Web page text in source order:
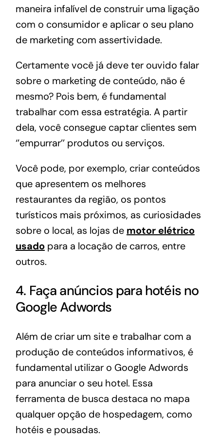
maneira infalível de construir uma ligação
com o consumidor e aplicar o seu plano
de marketing com assertividade.
Certamente você já deve ter ouvido falar
sobre o marketing de conteúdo, não é
mesmo? Pois bem, é fundamental
trabalhar com essa estratégia. A partir
dela, você consegue captar clientes sem
‘’empurrar’’ produtos ou serviços.
Você pode, por exemplo, criar conteúdos
que apresentem os melhores
restaurantes da região, os pontos
turísticos mais próximos, as curiosidades
sobre o local, as lojas de motor elétrico
usado para a locação de carros, entre
outros.
4. Faça anúncios para hotéis no
Google Adwords
Além de criar um site e trabalhar com a
produção de conteúdos informativos, é
fundamental utilizar o Google Adwords
para anunciar o seu hotel. Essa
ferramenta de busca destaca no mapa
qualquer opção de hospedagem, como
hotéis e pousadas.